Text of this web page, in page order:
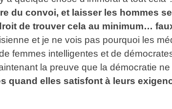
du convoi, et laisser les hommes
de trouver cela au minimum…
et je ne vois pas pourquoi les
femmes intelligentes et de
la preuve que la démocratie
quand elles satisfont à leurs